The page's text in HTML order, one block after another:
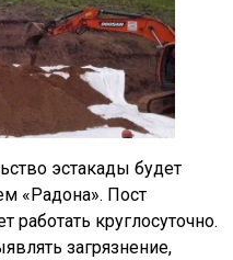
эстакады будет
«Радона». Пост
работать круглосуточно.
загрязнение,